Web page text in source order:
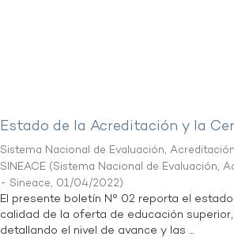
Estado de la Acreditación y la
Sistema Nacional de Evaluación,
SINEACE (Sistema Nacional de Evaluación,
- Sineace, 01/04/2022)
El presente boletín N° 02 reporta el
calidad de la oferta de educación
detallando el nivel de avance y las ...